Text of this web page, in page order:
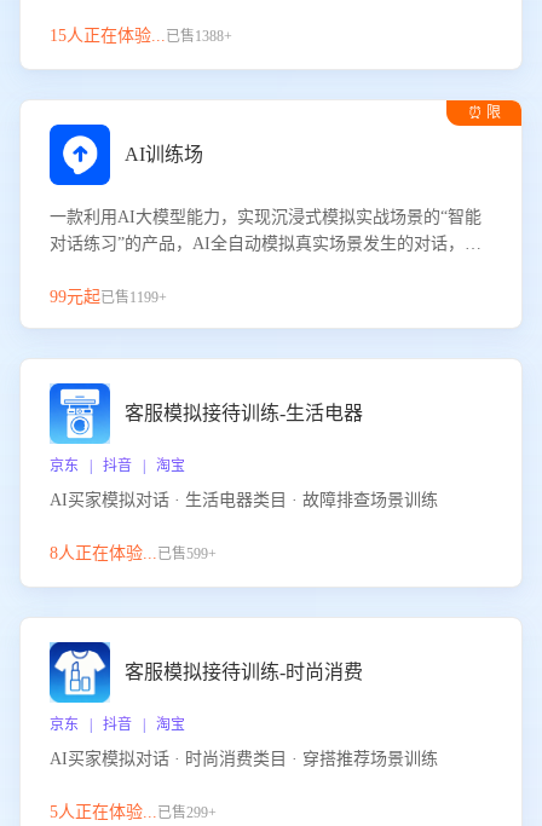
15人正在体验...已售1388+
⏰ 限
AI训练场
一款利用AI大模型能力，实现沉浸式模拟实战场景的“智能
对话练习”的产品，AI全自动模拟真实场景发生的对话，企
服能力。
99元起已售1199+
客服模拟接待训练-生活电器
京东 | 抖音 | 淘宝
AI买家模拟对话 · 生活电器类目 · 故障排查场景训练
8人正在体验...已售599+
客服模拟接待训练-时尚消费
京东 | 抖音 | 淘宝
AI买家模拟对话 · 时尚消费类目 · 穿搭推荐场景训练
5人正在体验...已售299+